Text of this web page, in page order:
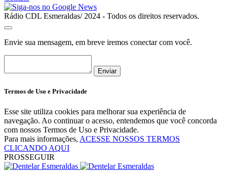
Rádio CDL Esmeraldas/ 2024 - Todos os direitos reservados.
Envie sua mensagem, em breve iremos conectar com você.
Enviar
Termos de Uso e Privacidade
Esse site utiliza cookies para melhorar sua experiência de
navegação. Ao continuar o acesso, entendemos que você concorda
com nossos Termos de Uso e Privacidade.
Para mais informações, ACESSE NOSSOS TERMOS
CLICANDO AQUI
PROSSEGUIR